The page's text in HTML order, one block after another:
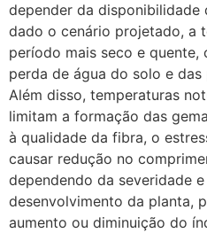
depender da disponibilidade
dado o cenário projetado, a
período mais seco e quente,
perda de água do solo e
Além disso, temperaturas
limitam a formação das
à qualidade da fibra, o
causar redução no
dependendo da severidade
desenvolvimento da planta,
aumento ou diminuição do